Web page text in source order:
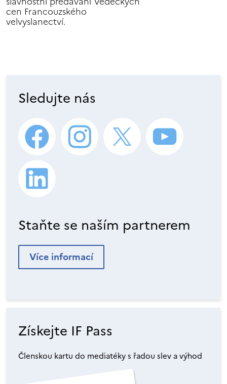
cen Francouzského
velvyslanectví.
Sledujte nás
Staňte se naším partnerem
Více informací
Získejte IF Pass
Členskou kartu do mediatéky s řadou slev a výhod